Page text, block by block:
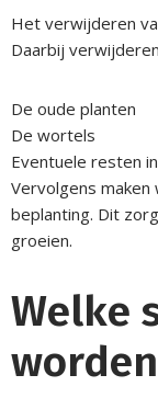
Het verwijderen
Daarbij
De oude planten
De wortels
Eventuele resten
Vervolgens
beplanting. Dit
groeien.
Welke